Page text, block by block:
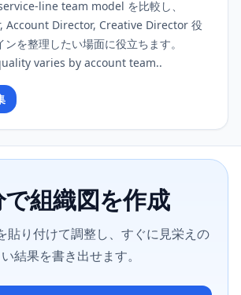
line team model を比較し、
Account Director, Creative Director 役
を整理したい場面に役立ちます。
varies by account team..
組織図を作成
貼り付けて調整し、すぐに見栄えの
結果を書き出せます。